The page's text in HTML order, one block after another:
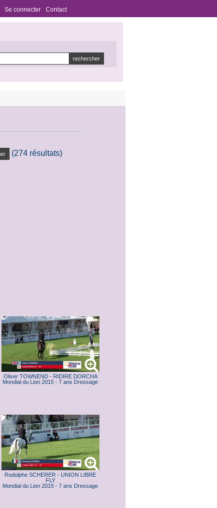
Se connecter Contact
(274 résultats)
Oliver TOWNEND - RIDIRE DORCHA
Mondial du Lion 2015 - 7 ans Dressage
Rodolphe SCHERER - UNION LIBRE
FLY
Mondial du Lion 2015 - 7 ans Dressage